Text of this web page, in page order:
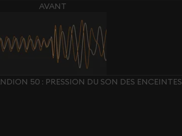
AVANT
50 : PRESSION DU SON DES ENCEINTES